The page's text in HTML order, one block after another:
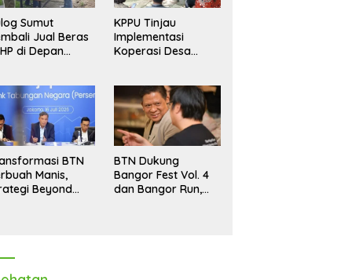
Sumut
Jual Beras
di Depan
Akhir Tahun
KPPU Tinjau
Implementasi
Koperasi Desa
BTN
Manis,
Beyond
BTN Dukung
Bangor Fest Vol. 4
dan Bangor Run,